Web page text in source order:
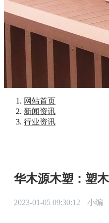
网站首页
新闻资讯
行业资讯
华木源木塑：塑
2023-01-05 09:30:12 小编